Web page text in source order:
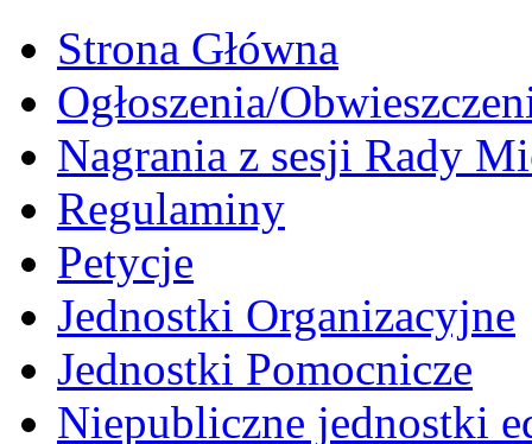
Strona Główna
Ogłoszenia/
Nagrania z sesji Rady
Regulaminy
Petycje
Jednostki Organizacyjne
Jednostki Pomocnicze
Niepubliczne jednostki